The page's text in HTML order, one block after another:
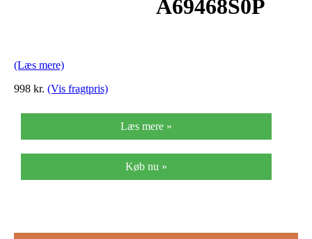
A69468S0P
(Læs mere)
998 kr. (Vis fragtpris)
Læs mere »
Køb nu »